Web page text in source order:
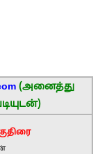
(அனைத்து